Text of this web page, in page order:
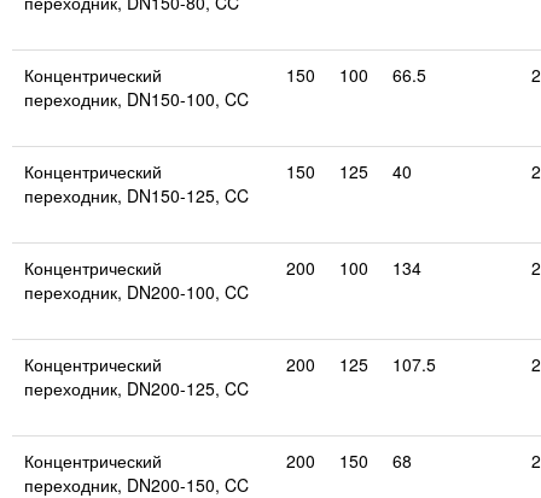
Концентрический
переходник, DN150-100, CC
150 100 66.5
Концентрический
переходник, DN150-125, CC
150 125 40
Концентрический
переходник, DN200-100, CC
200 100 134
Концентрический
переходник, DN200-125, CC
200 125 107.5
Концентрический
переходник, DN200-150, CC
200 150 68